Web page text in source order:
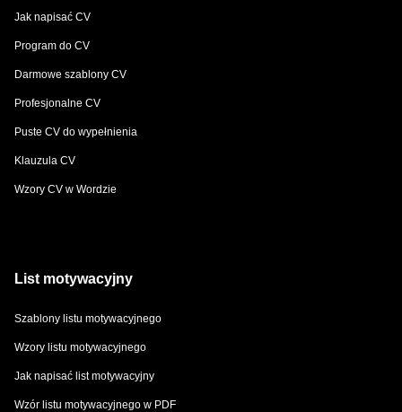
Jak napisać CV
Program do CV
Darmowe szablony CV
Profesjonalne CV
Puste CV do wypełnienia
Klauzula CV
Wzory CV w Wordzie
List motywacyjny
Szablony listu motywacyjnego
Wzory listu motywacyjnego
Jak napisać list motywacyjny
Wzór listu motywacyjnego w PDF